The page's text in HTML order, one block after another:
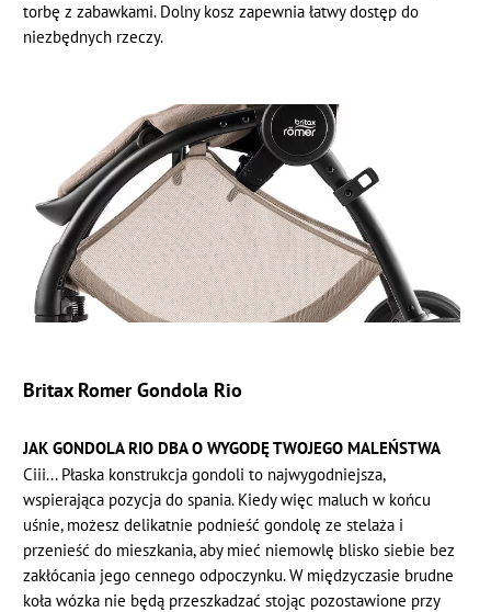
torbę z zabawkami. Dolny kosz zapewnia łatwy dostęp do
niezbędnych rzeczy.
Britax Romer Gondola Rio
JAK GONDOLA RIO DBA O WYGODĘ TWOJEGO MALEŃSTWA
Ciii... Płaska konstrukcja gondoli to najwygodniejsza,
wspierająca pozycja do spania. Kiedy więc maluch w końcu
uśnie, możesz delikatnie podnieść gondolę ze stelaża i
przenieść do mieszkania, aby mieć niemowlę blisko siebie bez
zakłócania jego cennego odpoczynku. W międzyczasie brudne
koła wózka nie będą przeszkadzać stojąc pozostawione przy